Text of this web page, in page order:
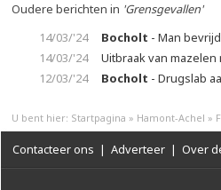
Oudere berichten in 'Grensgevallen'
14/03/'24
Bocholt - Man
14/03/'24
Uitbraak van
12/03/'24
Bocholt - Drugslab
U bent hier: Startpagina » Hamont-Achel »
Contacteer ons | Adverteer | Over